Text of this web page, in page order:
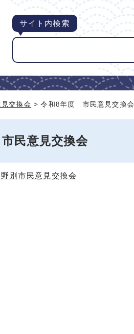
サイト内検索
交換会 > 令和8年度 市民意見交換会
民意見交換会
別市民意見交換会